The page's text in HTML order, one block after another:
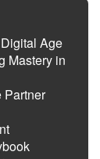
Age
Mastery in
Partner